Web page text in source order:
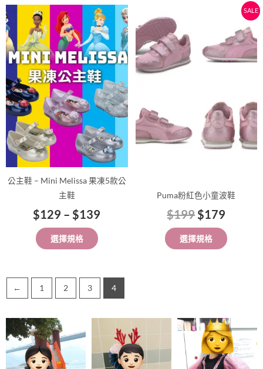
選
項
公主鞋 – Mini Melissa 果凍5款公
主鞋
$129 – $139
價
格
範
圍：
$129
到
$139
選擇規格
此
產
品
有
多
種
款
式。
可
面
選
選
SALE
Puma粉紅色小童波鞋
$199
價
格：
$179
前
價
格：
選擇規格
有
式。
可
在
面
選
選
← 1 2 3 4